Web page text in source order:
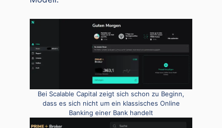
Bei Scalable Capital zeigt sich schon zu Beginn,
dass es sich nicht um ein klassisches Online
Banking einer Bank handelt